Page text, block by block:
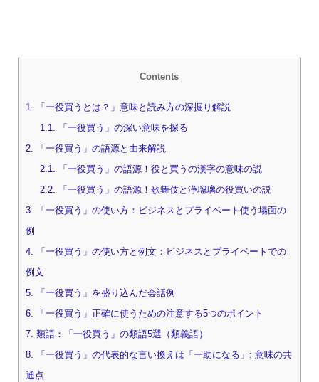
Contents
1. 「一役買うとは？」意味と読み方の深掘り解説
1.1. 「一役買う」の深い意味を探る
2. 「一役買う」の語源と由来解説
2.1. 「一役買う」の語源！役と買うの漢字の意味の説
2.2. 「一役買う」の語源！歌舞伎と浄瑠璃の役買いの説
3. 「一役買う」の使い方：ビジネスとプライベート使う場面の
例
4. 「一役買う」の使い方と例文：ビジネスとプライベートでの
例文
5. 「一役買う」を盛り込んだ会話例
6. 「一役買う」正確に使うための注意する5つのポイント
7. 類語：「一役買う」の類語5選（類義語）
8. 「一役買う」の代表的な言い換えは「一助になる」: 意味の共
通点